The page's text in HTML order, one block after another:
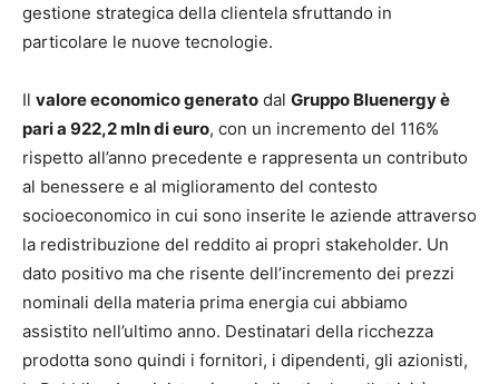
gestione strategica della clientela sfruttando in
particolare le nuove tecnologie.
Il valore economico generato dal Gruppo Bluenergy è
pari a 922,2 mln di euro, con un incremento del 116%
rispetto all’anno precedente e rappresenta un contributo
al benessere e al miglioramento del contesto
socioeconomico in cui sono inserite le aziende attraverso
la redistribuzione del reddito ai propri stakeholder. Un
dato positivo ma che risente dell’incremento dei prezzi
nominali della materia prima energia cui abbiamo
assistito nell’ultimo anno. Destinatari della ricchezza
prodotta sono quindi i fornitori, i dipendenti, gli azionisti,